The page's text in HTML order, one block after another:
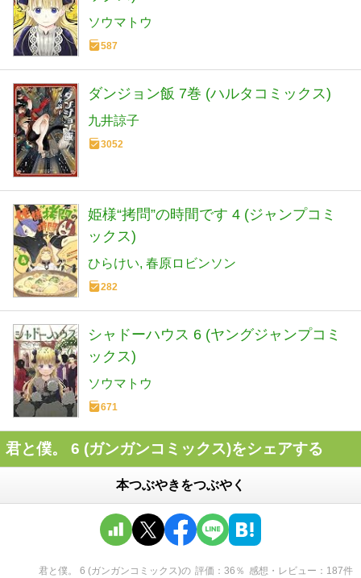
ソウマトウ
587
ダンジョン飯 7巻 (ハルタコミックス)
九井諒子
3052
姫様“拷問”の時間です 4 (ジャンプコミ
ックス)
ひらけい 春原ロビンソン
282
シャドーハウス 6 (ヤングジャンプコミ
ックス)
ソウマトウ
671
君と僕。 6 (ガンガンコミックス)をシェアする
本つぶやきをつぶやく
君と僕。 6 (ガンガンコミックス)の 評価 36 ％ 感想・レビュー 187件